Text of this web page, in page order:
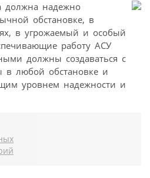
должна надежно
обстановке, в
в угрожаемый и особый
работу АСУ
должны создаваться с
в любой обстановке и
уровнем надежности и